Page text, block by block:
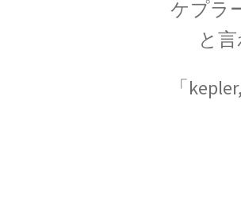
H・ア
J・F・ジョリ
ケプラ
と
「